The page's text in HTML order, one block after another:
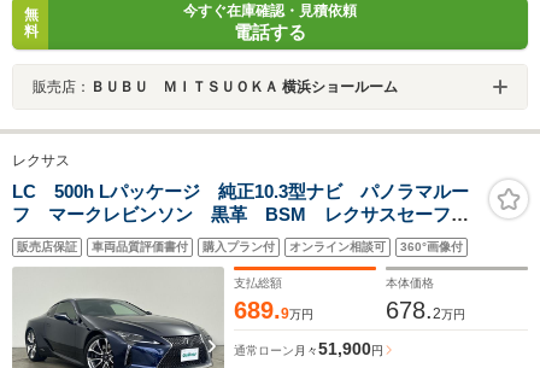
無
料
今すぐ在庫確認・見積依頼
電話する
販売店： ＢＵＢＵ ＭＩＴＳＵＯＫＡ 横浜ショールーム
レクサス
LC 500h Lパッケージ 純正10.3型ナビ パノラマルー
フ マークレビンソン 黒革 BSM レクサスセーフテ
ィシステム レーダークルコン PCS バックカメラ
レーンキープ 3眼LED パワーシート/エア/シートヒー
販売店保証 車両品質評価書付 購入プラン付 オンライン相談可 360°画像付
支払総額
689.9万円
本体価格
678.2万円
通常ローン 月々51,900円